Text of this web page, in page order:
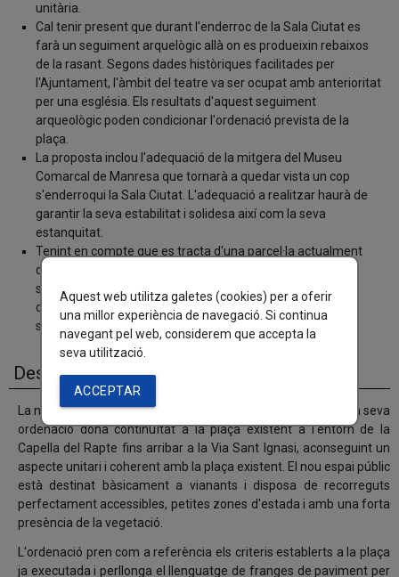
Aquest web utilitza galetes (cookies) per a oferir
una millor experiència de navegació. Si continua
navegant pel web, considerem que accepta la
seva utilització.
ACCEPTAR
unitària.
Cal tenir present que durant l'enderroc de la Sala Ciutat es
farà un seguiment arquelògic allà on es produeixin rebaixos
de la rasant. Segons dades històriques facilitades per
l'Ajuntament, l'àmbit del teatre va ser ocupat amb anterioritat
per una església. Els resultats d'aquest seguiment
arqueològic poden condicionar l'ordenació prevista de la
plaça.
La proposta inclou l'adequació de la mitgera del Museu
Comarcal de Manresa que tornarà a quedar vista un cop
s'enderroqui la Sala Ciutat. L'adequació a realitzar haurà de
garantir la seva estabilitat i solidesa així com la seva
estanquitat.
Tenint en compte que es tracta d'una parcel·la actualment
ocupada per un edifici, no es preveuen afectacions a cap
servei. La nova ordenació haurà d'incloure una nova xarxa
d'enllumenat públic
sostenible i eficient.
Descripció de la proposta
La nova proposta compleix plenament els objectius fixats. La seva
ordenació dona continuïtat a la plaça existent a l'entorn de la
Capella del Rapte fins arribar a la Via Sant Ignasi, aconseguint un
aspecte unitari i coherent amb la plaça existent. El nou espai públic
està destinat bàsicament a vianants i disposa de recorreguts
perfectament accessibles, petites zones d'estada i amb una forta
presència de la vegetació.
L'ordenació pren com a referència els criteris establerts a la plaça
ja executada i perllonga el llenguatge de franges de paviment per